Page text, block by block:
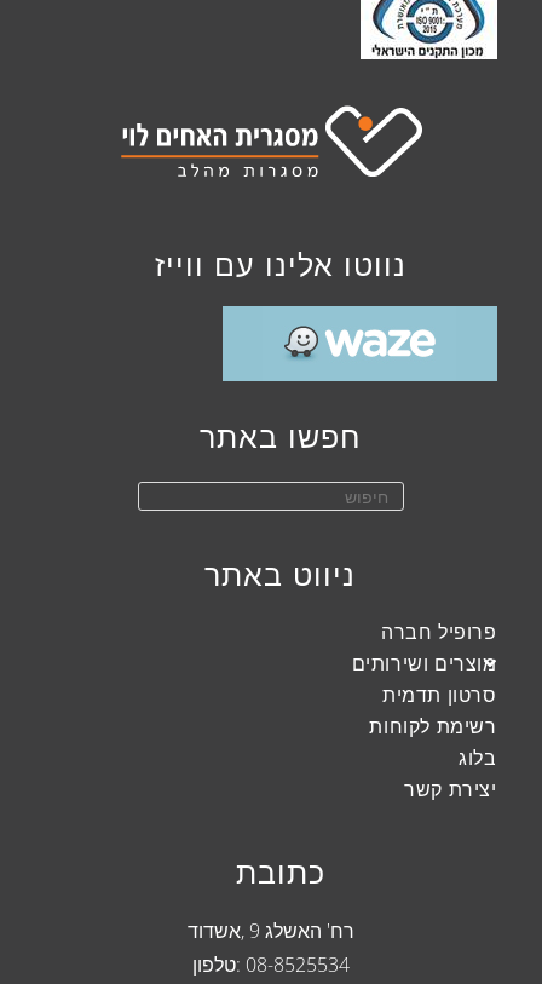
נווטו אלינו עם ווייז
חפשו באתר
ניווט באתר
פרופיל חברה
מוצרים ושירותים
סרטון תדמית
רשימת לקוחות
בלוג
יצירת קשר
כתובת
רח' האשלג 9 ,אשדוד
08-8525534 :טלפון